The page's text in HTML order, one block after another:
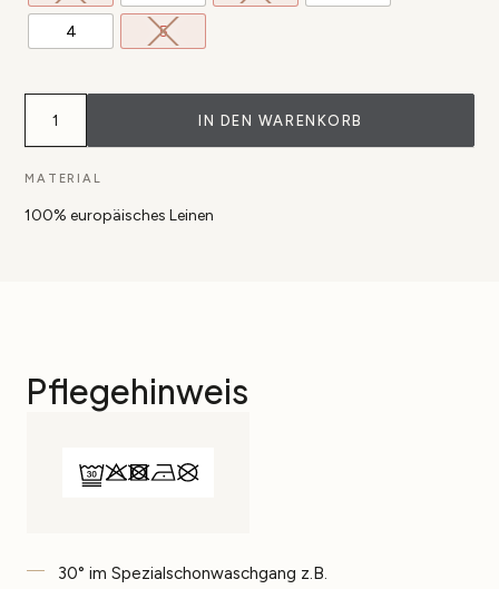
4 5
Hose
Geishan
100%
Leinen
mit
Jeans
Digitaldruck
IN DEN WARENKORB
MATERIAL
100% europäisches Leinen
Pflegehinweis
30° im Spezialschonwaschgang z.B.